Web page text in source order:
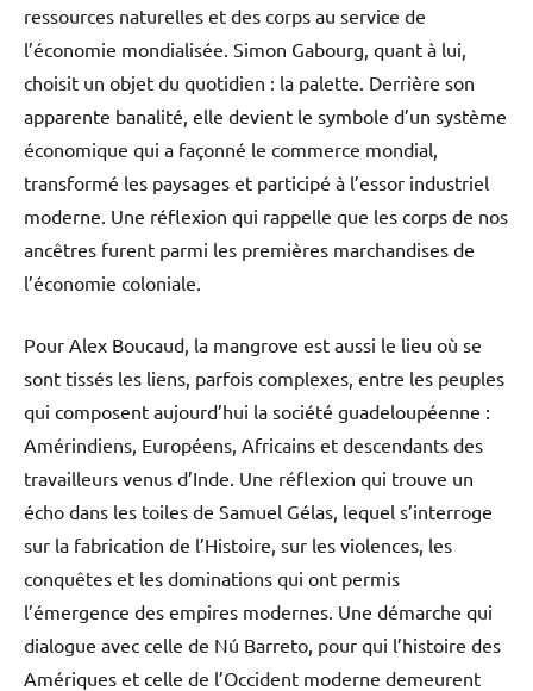
ressources naturelles et des corps au service de
l’économie mondialisée. Simon Gabourg, quant à lui,
choisit un objet du quotidien : la palette. Derrière son
apparente banalité, elle devient le symbole d’un système
économique qui a façonné le commerce mondial,
transformé les paysages et participé à l’essor industriel
moderne. Une réflexion qui rappelle que les corps de nos
ancêtres furent parmi les premières marchandises de
l’économie coloniale.
Pour Alex Boucaud, la mangrove est aussi le lieu où se
sont tissés les liens, parfois complexes, entre les peuples
qui composent aujourd’hui la société guadeloupéenne :
Amérindiens, Européens, Africains et descendants des
travailleurs venus d’Inde. Une réflexion qui trouve un
écho dans les toiles de Samuel Gélas, lequel s’interroge
sur la fabrication de l’Histoire, sur les violences, les
conquêtes et les dominations qui ont permis
l’émergence des empires modernes. Une démarche qui
dialogue avec celle de Nú Barreto, pour qui l’histoire des
Amériques et celle de l’Occident moderne demeurent